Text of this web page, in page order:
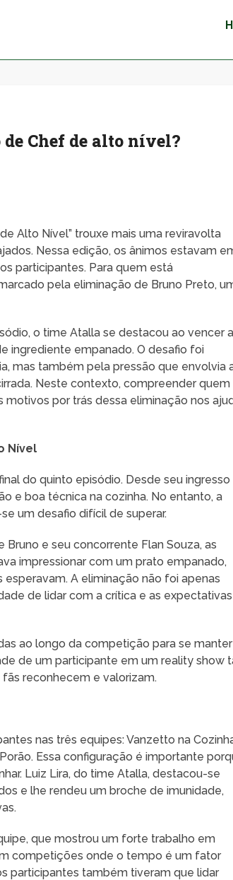
Chef de alto nível?
Alto Nível” trouxe mais uma reviravolta
Nessa edição, os ânimos estavam
participantes. Para quem está
pela eliminação de Bruno Preto,
o time Atalla se destacou ao vencer a
ingrediente empanado. O desafio foi
mas também pela pressão que envolvia
Neste contexto, compreender quem
motivos por trás dessa eliminação nos
Nível
do quinto episódio. Desde seu ingresso
e boa técnica na cozinha. No entanto, a
um desafio difícil de superar.
e seu concorrente Flan Souza, as
impressionar com um prato empanado,
A eliminação não foi apenas
de lidar com a crítica e as expectativas
ao longo da competição para se manter
de um participante em um reality show
reconhecem e valorizam.
nas três equipes: Vanzetto na
Essa configuração é importante
Luiz Lira, do time Atalla, destacou-se
e lhe rendeu um broche de imunidade,
que mostrou um forte trabalho em
competições onde o tempo é um fator
participantes também tiveram que lidar